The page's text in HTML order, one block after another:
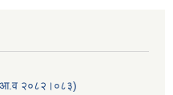
(आ.व २०८२।०८३)